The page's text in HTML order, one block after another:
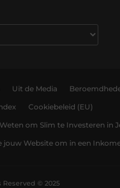
Uit de Media
Cookiebeleid (EU)
om Slim te Investeren in
jouw Website om in een
Reserved © 2025